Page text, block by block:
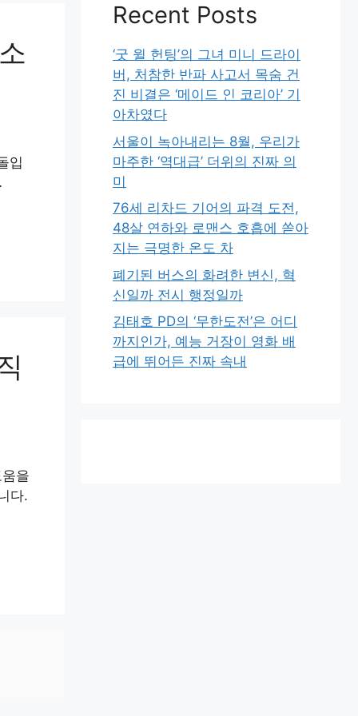
입
을
다.
Recent Posts
‘굿 윌 헌팅’의 그녀 미니 드라이
버, 처참한 반파 사고서 목숨 건
진 비결은 ‘메이드 인 코리아’ 기
아차였다
서울이 녹아내리는 8월, 우리가
마주한 ‘역대급’ 더위의 진짜 의
미
76세 리차드 기어의 파격 도전,
48살 연하와 로맨스 호흡에 쏟아
지는 극명한 온도 차
폐기된 버스의 화려한 변신, 혁
신일까 전시 행정일까
김태호 PD의 ‘무한도전’은 어디
까지인가, 예능 거장이 영화 배
급에 뛰어든 진짜 속내